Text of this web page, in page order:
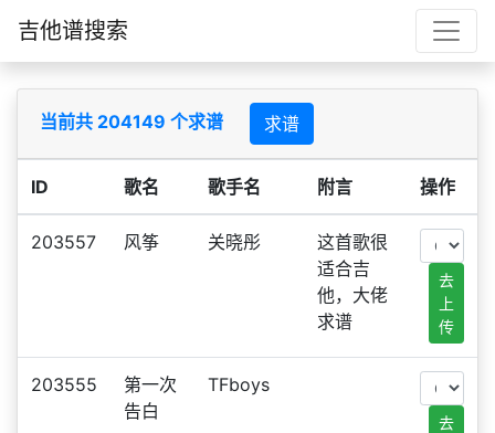
吉他谱搜索
当前共 204149 个求谱 求谱
ID 歌名 歌手名 附言 操作
203557 风筝 关晓彤
这首歌很
适合吉
他，大佬
求谱
去
上
传
203555
第一次
告白
TFboys
去